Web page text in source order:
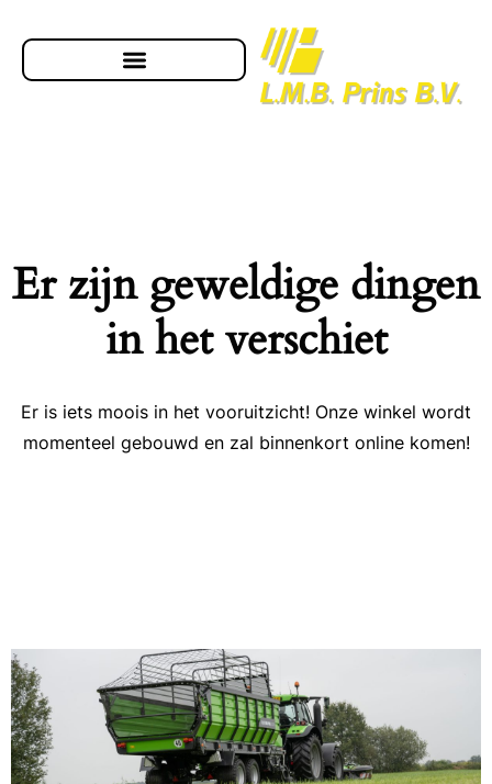
Er zijn geweldige dingen
in het verschiet
Er is iets moois in het vooruitzicht! Onze winkel wordt
momenteel gebouwd en zal binnenkort online komen!